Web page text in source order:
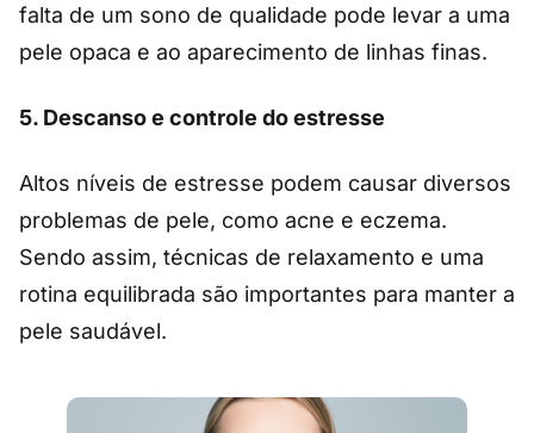
falta de um sono de qualidade pode levar a uma
pele opaca e ao aparecimento de linhas finas.
5. Descanso e controle do estresse
Altos níveis de estresse podem causar diversos
problemas de pele, como acne e eczema.
Sendo assim, técnicas de relaxamento e uma
rotina equilibrada são importantes para manter a
pele saudável.